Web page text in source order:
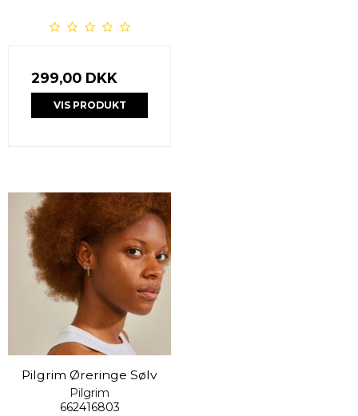
299,00 DKK
VIS PRODUKT
Pilgrim Øreringe Sølv
Pilgrim
662416803